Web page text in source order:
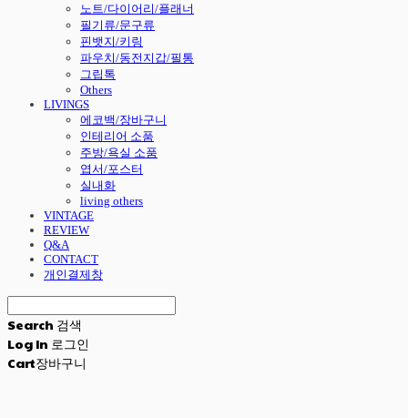
노트/다이어리/플래너
필기류/문구류
핀뱃지/키링
파우치/동전지갑/필통
그립톡
Others
LIVINGS
에코백/장바구니
인테리어 소품
주방/욕실 소품
엽서/포스터
실내화
living others
VINTAGE
REVIEW
Q&A
CONTACT
개인결제창
Search 검색
Log In 로그인
Cart장바구니